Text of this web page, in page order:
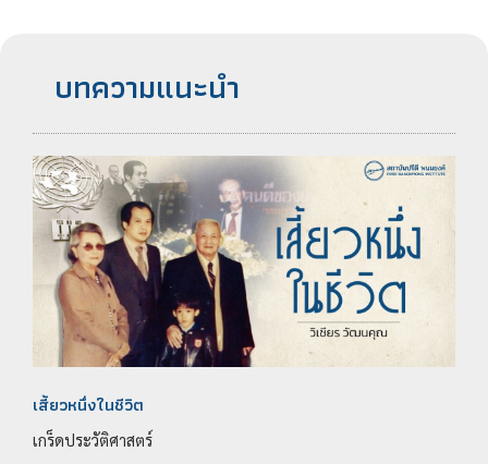
บทความแนะนำ
เสี้ยวหนึ่งในชีวิต
เกร็ดประวัติศาสตร์